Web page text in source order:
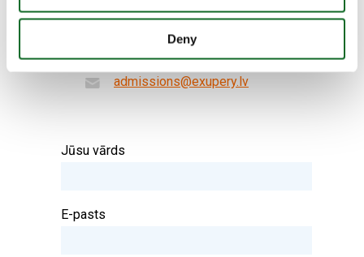
Deny
Uzņemšana
+371 266 22 777
admissions@exupery.lv
Jūsu vārds
E-pasts